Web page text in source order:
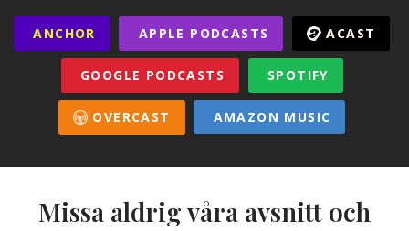
ANCHOR APPLE PODCASTS ACAST
GOOGLE PODCASTS SPOTIFY
OVERCAST AMAZON MUSIC
Missa aldrig våra avsnitt och